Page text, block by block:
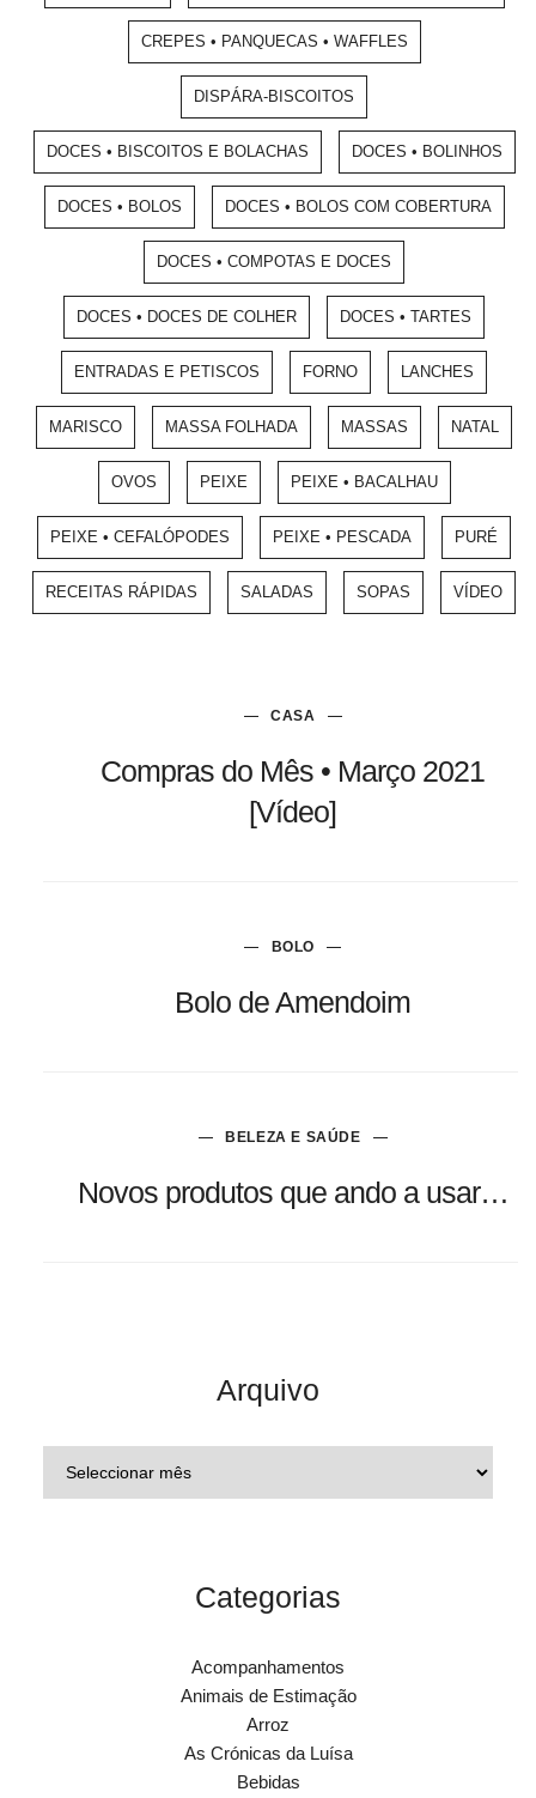
CREPES • PANQUECAS • WAFFLES
DISPÁRA-BISCOITOS
DOCES • BISCOITOS E BOLACHAS DOCES • BOLINHOS
DOCES • BOLOS DOCES • BOLOS COM COBERTURA
DOCES • COMPOTAS E DOCES
DOCES • DOCES DE COLHER DOCES • TARTES
ENTRADAS E PETISCOS FORNO LANCHES
MARISCO MASSA FOLHADA MASSAS NATAL
OVOS PEIXE PEIXE • BACALHAU
PEIXE • CEFALÓPODES PEIXE • PESCADA PURÉ
RECEITAS RÁPIDAS SALADAS SOPAS VÍDEO
CASA
Compras do Mês • Março 2021
[Vídeo]
BOLO
Bolo de Amendoim
BELEZA E SAÚDE
Novos produtos que ando a usar…
Arquivo
Categorias
Acompanhamentos
Animais de Estimação
Arroz
As Crónicas da Luísa
Bebidas